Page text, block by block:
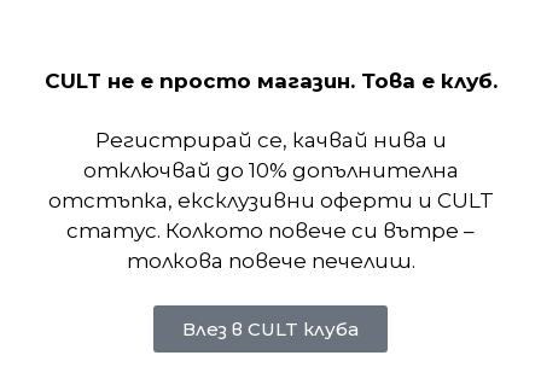
Подобни продукти
CULT не е просто магазин. Това е клуб.
Регистрирай се, качвай нива и
отключвай до 10% допълнителна
отстъпка, ексклузивни оферти и CULT
статус. Колкото повече си вътре –
толкова повече печелиш.
Влез в CULT клуба